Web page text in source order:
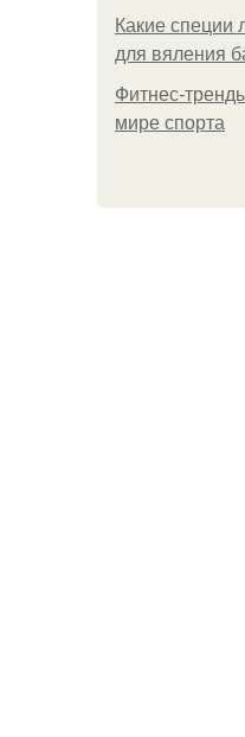
Какие специи
для вяления
Фитнес-
мире спорта